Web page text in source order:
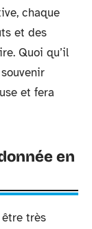
chaque
et des
Quoi qu’il
et fera
en
très